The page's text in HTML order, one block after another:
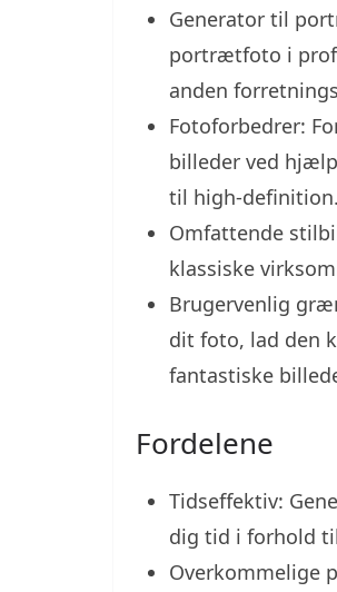
Generator til
portrætfoto i
anden
Fotoforbedrer:
billeder ved
til high-definition.
Omfattende
klassiske
Brugervenlig
dit foto, lad den
fantastiske
Fordelene
Tidseffektiv:
dig tid i forhold
Overkommelige